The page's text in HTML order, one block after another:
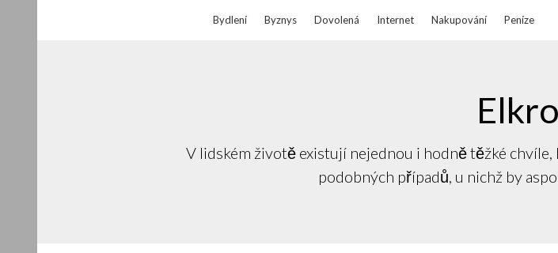
Bydlení Byznys Dovolená Internet Nakupování Peníze
V lidském životě existují nejednou i hodně těžké
podobných případů, u nichž by